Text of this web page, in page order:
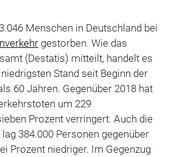
Menschen in Deutschland bei
gestorben. Wie das
(Destatis) mitteilt, handelt es
Stand seit Beginn der
60 Jahren. Gegenüber 2018 hat
um 229
Prozent verringert. Auch die
384.000 Personen gegenüber
Prozent niedriger. Im Gegenzug